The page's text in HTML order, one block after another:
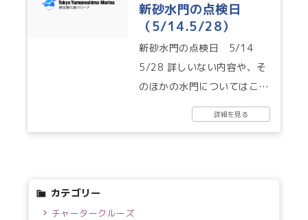
新砂水門の点検日
（5/14.5/28）
新砂水門の点検日 5/14
5/28 詳しいない内容や、そ
のほかの水門についてはこち
らのPDFをご覧ください。
【令和6年5月】海岸保全施
詳細を見る
カテゴリー
チャータークルーズ